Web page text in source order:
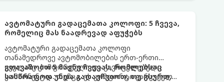
ავტომატური გადაცემათა კოლოფი: 5 ჩვევა,
რომელიც მას ნაადრევად აფუჭებს
ავტომატური გადაცემათა კოლოფი
თანამედროვე ავტომობილების ერთ-ერთი
ყველაზე კომფორტული და გავრცელებული
კომპონენტია. თუმცა, ეს კომფორტი გარკვეულ
გთავაზობთ 5 მავნე ჩვევას, რომლებსაც
სასწრაფოდ უნდა გადაეჩვიოთ, თუ გსურთ,